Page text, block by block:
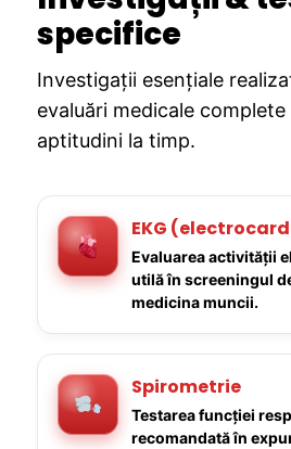
specifice
Investigații esențiale
evaluări medicale complete
aptitudini la timp.
EKG
Evaluarea activității
utilă în screeningul
medicina muncii.
Spirometrie
Testarea funcției
recomandată în